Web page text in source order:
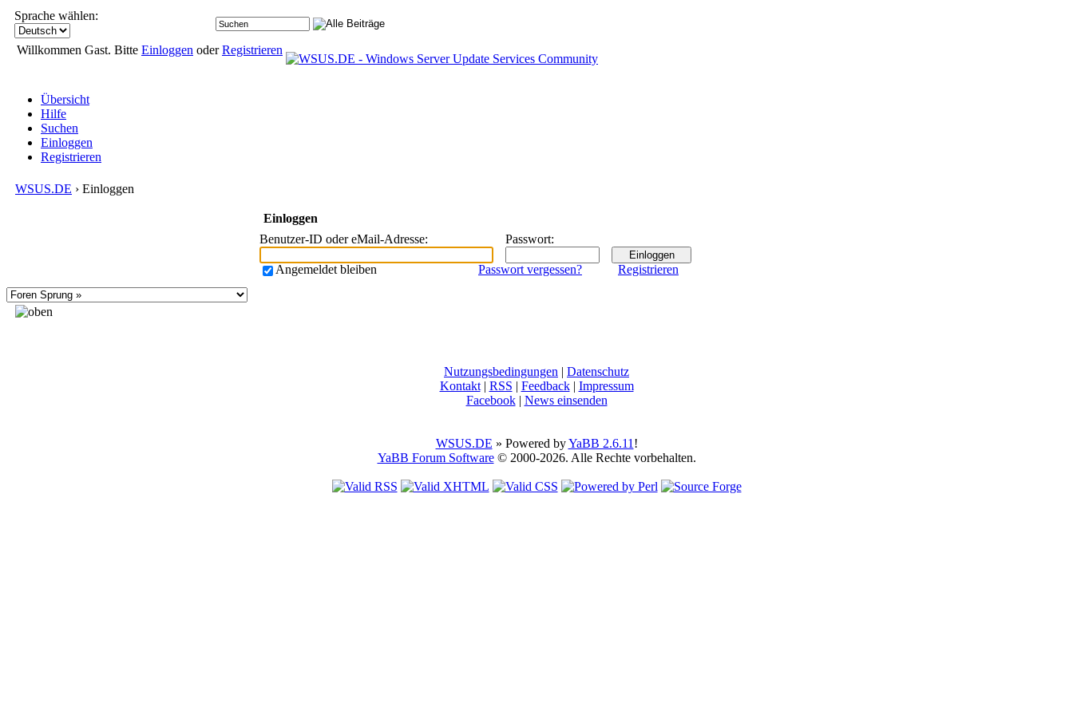
Sprache wählen:
Willkommen Gast. Bitte Einloggen oderRegistrieren
Übersicht
Hilfe
Suchen
Einloggen
Registrieren
WSUS.DE › Einloggen
Einloggen
Benutzer-ID oder eMail-Adresse: Passwort:
Angemeldet bleiben Registrieren
Passwort vergessen?
Nutzungsbedingungen | Datenschutz
Kontakt| RSS | Feedback| Impressum
Facebook| News einsenden
WSUS.DE » Powered byYaBB 2.6.11 !
YaBB Forum Software© 2000-2026. Alle Rechte vorbehalten.